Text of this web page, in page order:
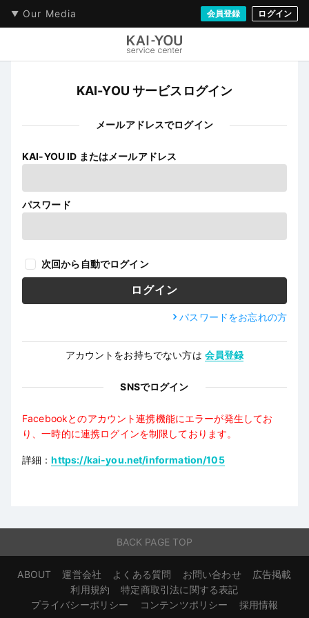
Our Media 会員登録 ログイン
KAI-YOU サービスログイン
メールアドレスでログイン
KAI-YOU ID またはメールアドレス
パスワード
次回から自動でログイン
パスワードをお忘れの方
アカウントをお持ちでない方は 会員登録
SNSでログイン
Facebookとのアカウント連携機能にエラーが発生してお
り、一時的に連携ログインを制限しております。
詳細：https://kai-you.net/information/105
BACK PAGE TOP
ABOUT 運営会社 よくある質問 お問い合わせ
広告掲載
利用規約
特定商取引法に関する表記
プライバシーポリシー
コンテンツポリシー 採用情報